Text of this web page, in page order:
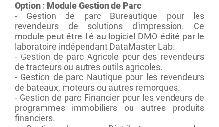
Option : Module Gestion de Parc
- Gestion de parc Bureautique pour les
revendeurs de solutions d'impression. Ce
module peut être lié au logiciel DMO édité par le
laboratoire indépendant DataMaster Lab.
- Gestion de parc Agricole pour des revendeurs
de tracteurs ou autres outils agricoles.
- Gestion de parc Nautique pour les revendeurs
de bateaux, moteurs ou autres remorques.
- Gestion de parc Financier pour les vendeurs de
programmes immobiliers ou autres produits
financiers.